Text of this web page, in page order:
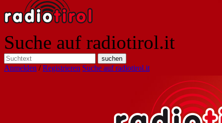
Suche auf radiotirol.it
Anmelden /Registrieren Suche auf radiotirol.it